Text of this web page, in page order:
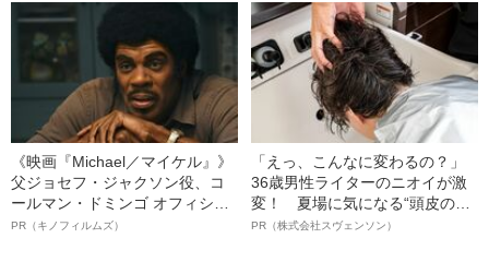
《映画『Michael／マイケル』》
父ジョセフ・ジャクソン役、コ
ールマン・ドミンゴ オフィシャ
ルインタビュー“観客を魅了した
PR（キノフィルムズ）
「えっ、こんなに変わるの？」
36歳男性ライターのニオイが激
変！ 夏場に気になる“頭皮のニ
オイ”や“ベタつき”を解消す
PR（株式会社スヴェンソン）